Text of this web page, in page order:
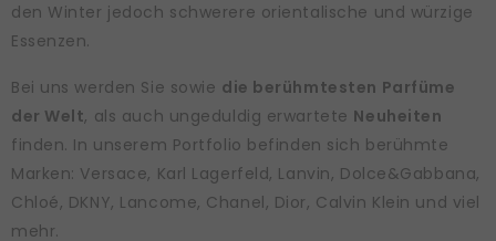
den Winter jedoch schwerere orientalische und würzige
Essenzen.
Bei uns werden Sie sowie die berühmtesten Parfüme
der Welt, als auch ungeduldig erwartete Neuheiten
finden. In unserem Portfolio befinden sich berühmte
Marken: Versace, Karl Lagerfeld, Lanvin, Dolce&Gabbana,
Chloé, DKNY, Lancome, Chanel, Dior, Calvin Klein und viel
mehr.